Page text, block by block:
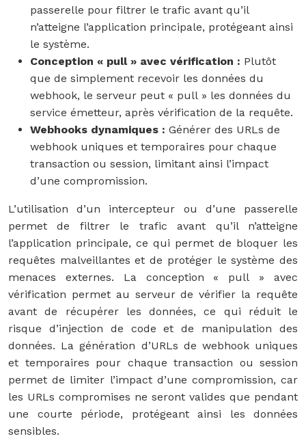
passerelle pour filtrer le trafic avant qu’il
n’atteigne l’application principale, protégeant ainsi
le système.
Conception « pull » avec vérification : Plutôt
que de simplement recevoir les données du
webhook, le serveur peut « pull » les données du
service émetteur, après vérification de la requête.
Webhooks dynamiques : Générer des URLs de
webhook uniques et temporaires pour chaque
transaction ou session, limitant ainsi l’impact
d’une compromission.
L’utilisation d’un intercepteur ou d’une passerelle
permet de filtrer le trafic avant qu’il n’atteigne
l’application principale, ce qui permet de bloquer les
requêtes malveillantes et de protéger le système des
menaces externes. La conception « pull » avec
vérification permet au serveur de vérifier la requête
avant de récupérer les données, ce qui réduit le
risque d’injection de code et de manipulation des
données. La génération d’URLs de webhook uniques
et temporaires pour chaque transaction ou session
permet de limiter l’impact d’une compromission, car
les URLs compromises ne seront valides que pendant
une courte période, protégeant ainsi les données
sensibles.